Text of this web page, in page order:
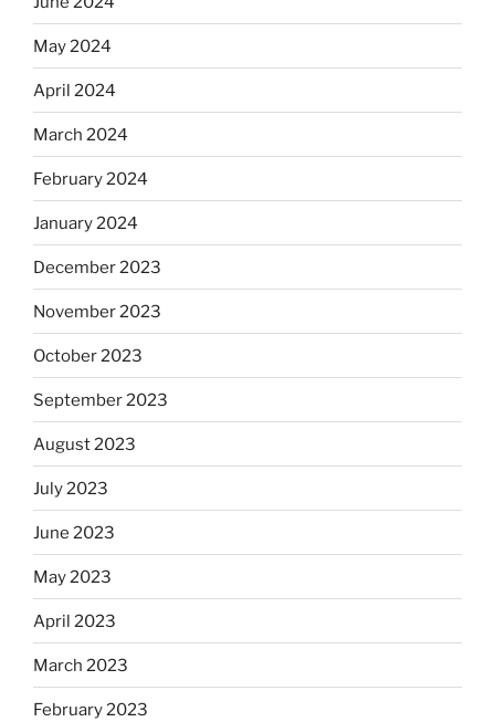
May 2024
April 2024
March 2024
February 2024
January 2024
December 2023
November 2023
October 2023
September 2023
August 2023
July 2023
June 2023
May 2023
April 2023
March 2023
February 2023